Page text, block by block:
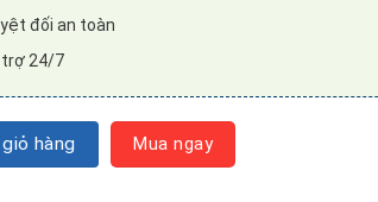
đối an toàn
trợ 24/7
đỏ Gold Snail Red Ginseng Soap 90g số lượng
hàng Mua ngay